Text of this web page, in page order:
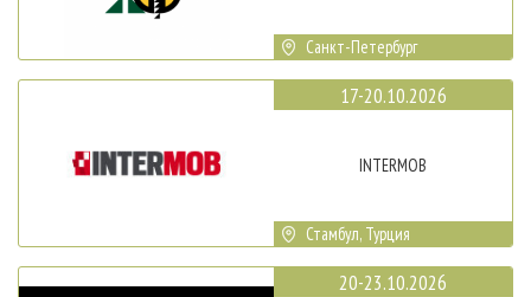
Санкт-Петербург
17-20.10.2026
INTERMOB
Стамбул, Турция
20-23.10.2026